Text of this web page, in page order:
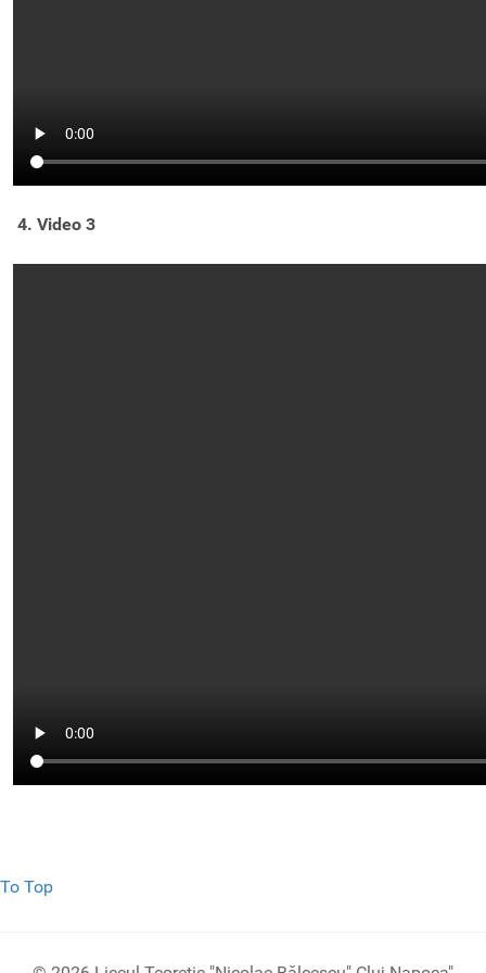
4. Video 3
To Top